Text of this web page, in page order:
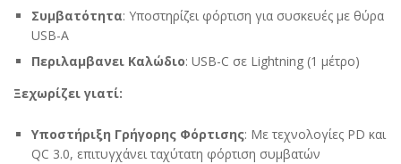
Συμβατότητα: Υποστηρίζει φόρτιση για συσκευές με θύρα
USB-A
Περιλαμβανει Καλώδιο: USB-C σε Lightning (1 μέτρο)
Ξεχωρίζει γιατί:
Υποστήριξη Γρήγορης Φόρτισης: Με τεχνολογίες PD και
QC 3.0, επιτυγχάνει ταχύτατη φόρτιση συμβατών